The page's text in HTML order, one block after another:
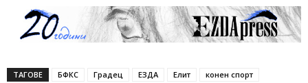
ТАГОВЕ БФКС Градец ЕЗДА Елит конен спорт